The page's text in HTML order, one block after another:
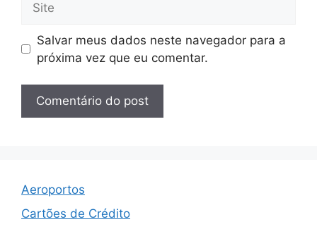
Salvar meus dados neste navegador para a
próxima vez que eu comentar.
Aeroportos
Cartões de Crédito